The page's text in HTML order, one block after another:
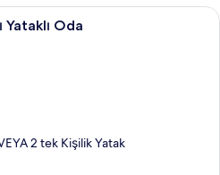
City Tek Büyük veya İki Ayrı Yataklı
Oda
2 tek Kişilik Yatak